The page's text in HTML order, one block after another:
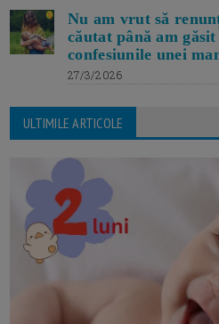
Nu am vrut să
căutat până am
confesiunile unei
27/3/2026
ULTIMILE ARTICOLE